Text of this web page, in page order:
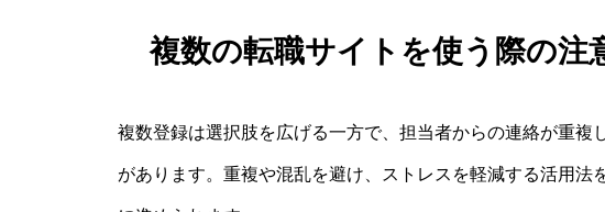
複数の転職サイトを使う際の注
複数登録は選択肢を広げる一方で、担当者からの連絡が重複
があります。重複や混乱を避け、ストレスを軽減する活用法